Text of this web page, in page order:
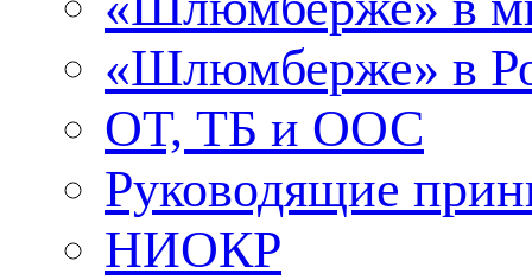
«Шлюмберже» в
ОТ, ТБ и ООС
Руководящие
НИОКР